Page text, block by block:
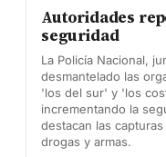
Autoridades
seguridad
La Policía Nacional,
desmantelado las
'los del sur' y 'los
incrementando la
destacan las
drogas y armas.